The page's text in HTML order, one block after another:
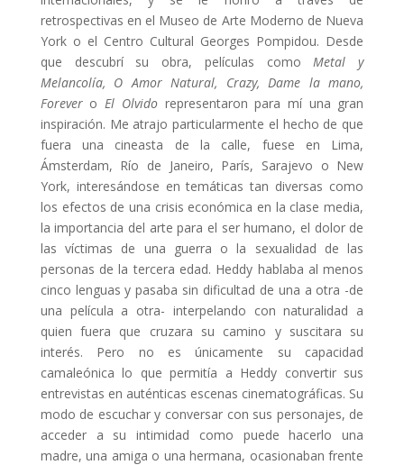
retrospectivas en el Museo de Arte Moderno de Nueva
York o el Centro Cultural Georges Pompidou. Desde
que descubrí su obra, películas comoMetal y
Melancolía, O Amor Natural, Crazy, Dame la mano,
Forever o El Olvidorepresentaron para mí una gran
inspiración. Me atrajo particularmente el hecho de que
fuera una cineasta de la calle, fuese en Lima,
Ámsterdam, Río de Janeiro, París, Sarajevo o New
York, interesándose en temáticas tan diversas como
los efectos de una crisis económica en la clase media,
la importancia del arte para el ser humano, el dolor de
las víctimas de una guerra o la sexualidad de las
personas de la tercera edad. Heddy hablaba al menos
cinco lenguas y pasaba sin dificultad de una a otra -de
una película a otra- interpelando con naturalidad a
quien fuera que cruzara su camino y suscitara su
interés. Pero no es únicamente su capacidad
camaleónica lo que permitía a Heddy convertir sus
entrevistas en auténticas escenas cinematográficas. Su
modo de escuchar y conversar con sus personajes, de
acceder a su intimidad como puede hacerlo una
madre, una amiga o una hermana, ocasionaban frente